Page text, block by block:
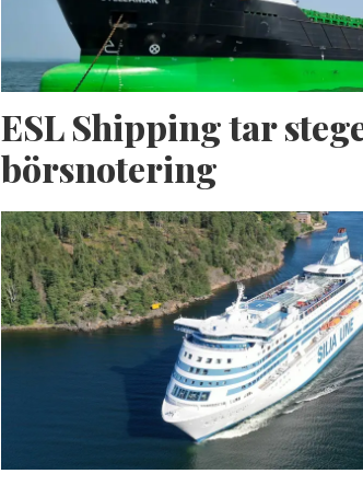
ESL Shipping tar
börsnotering